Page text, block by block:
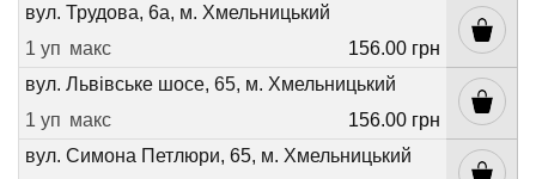
вул. Трудова, 6а, м. Хмельницький
1 уп макс
156.00 грн
вул. Львівське шосе, 65, м. Хмельницький
1 уп макс
156.00 грн
вул. Симона Петлюри, 65, м. Хмельницький